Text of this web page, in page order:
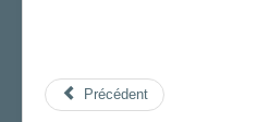
Précédent